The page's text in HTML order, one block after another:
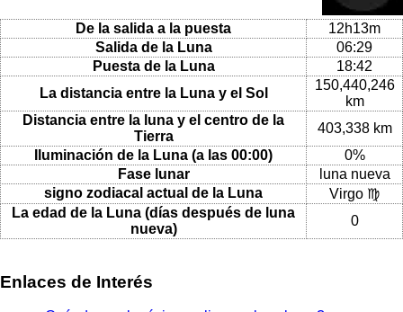
De la salida a la puesta
12h13m
Salida de la Luna
06:29
Puesta de la Luna
18:42
La distancia entre la Luna y el Sol
150,440,246
km
Distancia entre la luna y el centro de la
Tierra
403,338 km
Iluminación de la Luna (a las 00:00)
0%
Fase lunar
luna nueva
signo zodiacal actual de la Luna
Virgo ♍
La edad de la Luna (días después de luna
nueva)
0
Enlaces de Interés